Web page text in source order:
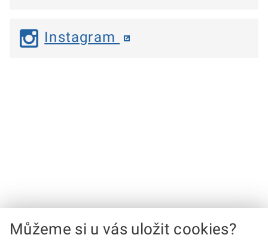
Instagram
Můžeme si u vás uložit cookies?